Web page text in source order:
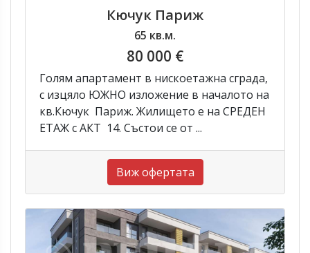
Кючук Париж
65 кв.м.
80 000 €
Голям апартамент в нискоетажна сграда,
с изцяло ЮЖНО изложение в началото на
кв.Кючук Париж. Жилището е на СРЕДЕН
ЕТАЖ с АКТ 14. Състои се от ...
Виж офертата